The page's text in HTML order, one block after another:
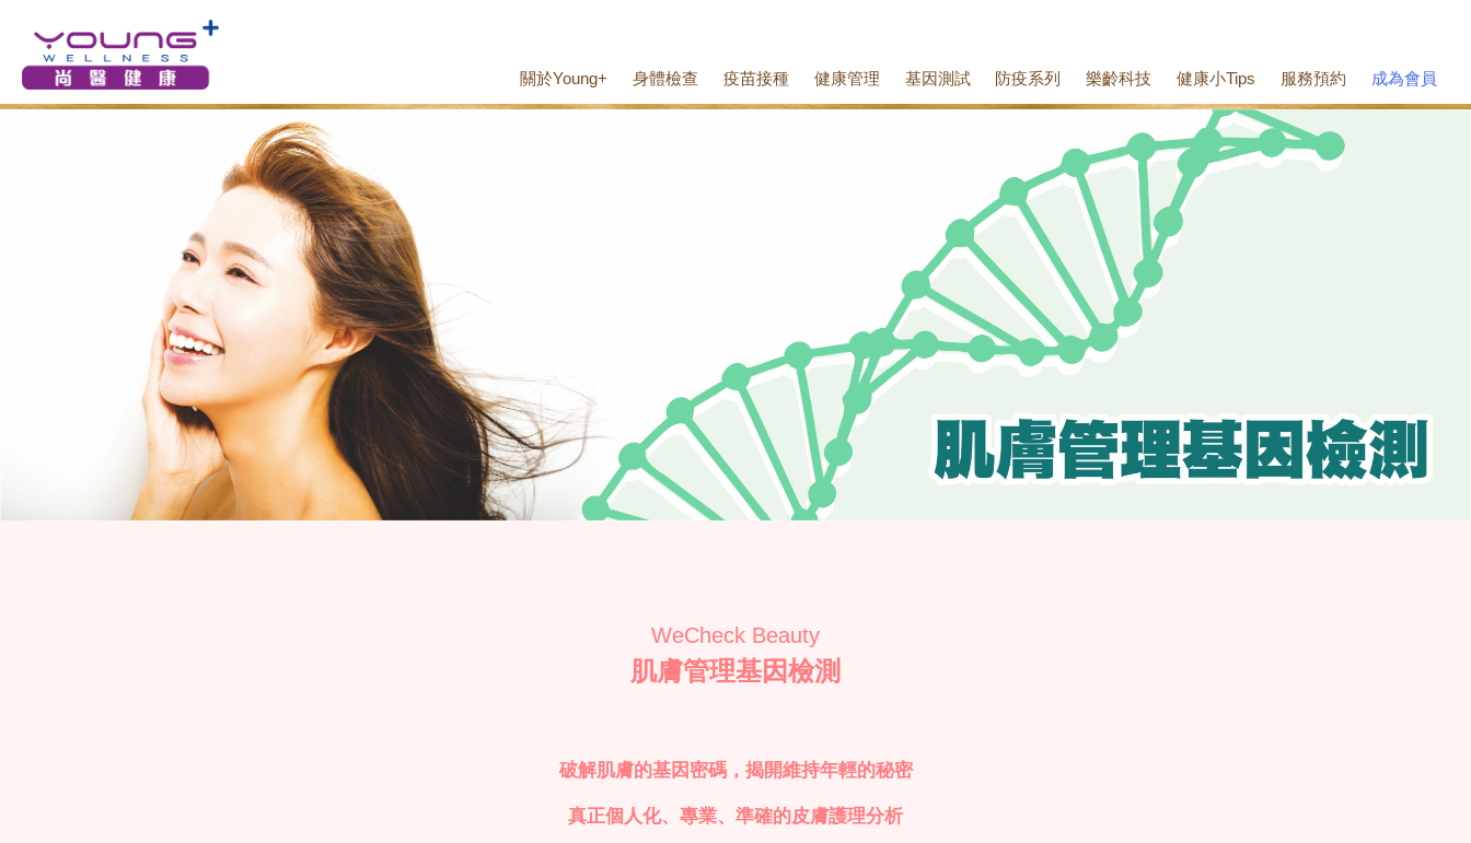
關於Young+ 身體檢查 疫苗接種 健康管理 基因測試 防疫系列 樂齡科技 健康小Tips 服務預約 成為會員
WeCheck Beauty
肌膚管理基因檢測
破解肌膚的基因密碼，揭開維持年輕的秘密
真正個人化、專業、準確的皮膚護理分析